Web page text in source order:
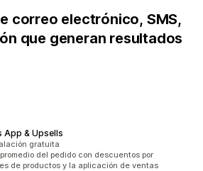
correo electrónico, SMS,
que generan resultados
App & Upsells
gratuita
del pedido con descuentos por
de productos y la aplicación de ventas